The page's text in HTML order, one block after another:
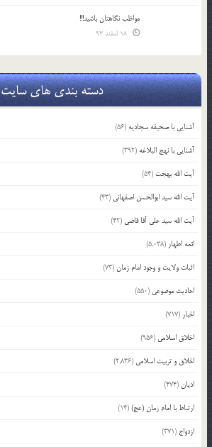
مواظب نگاهتان باشید!!!
دسته بندی های سایت
آشنایی با صحیفه سجادیه (56)
آشنایی با نهج البلاغه (392)
آیت الله بهجت (54)
آیت الله سید ابوالحسن اصفهانی (43)
آیت الله سید علی آقا قاضی (42)
ائمه اطهار (5,038)
اثبات ولایت و وجود امام زمان(73)
احادیث موضوعی (550)
اخبار (717)
اخلاق اسلامی (956)
اخلاق و تربیت اسلامی (2,836)
ادیان(474)
ارتباط با امام زمان (عج)(14)
ازدواج (371)